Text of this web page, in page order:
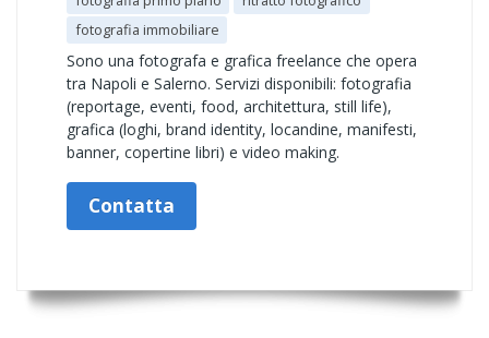
fotografia immobiliare
Sono una fotografa e grafica freelance che opera
tra Napoli e Salerno. Servizi disponibili: fotografia
(reportage, eventi, food, architettura, still life),
grafica (loghi, brand identity, locandine, manifesti,
banner, copertine libri) e video making.
Contatta